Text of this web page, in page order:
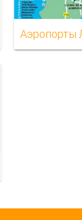
Аэропорты